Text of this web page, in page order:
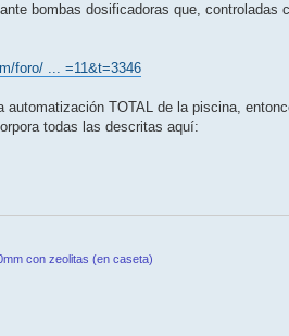
bombas dosificadoras que, controladas
foro/ ... =11&t=3346
TOTAL de la piscina,
todas las descritas aquí:
con zeolitas (en caseta)